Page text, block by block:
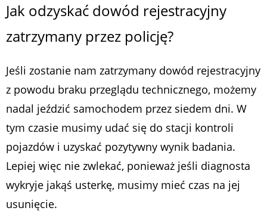
Jak odzyskać dowód rejestracyjny
zatrzymany przez policję?
Jeśli zostanie nam zatrzymany dowód rejestracyjny
z powodu braku przeglądu technicznego, możemy
nadal jeździć samochodem przez siedem dni. W
tym czasie musimy udać się do stacji kontroli
pojazdów i uzyskać pozytywny wynik badania.
Lepiej więc nie zwlekać, ponieważ jeśli diagnosta
wykryje jakąś usterkę, musimy mieć czas na jej
usunięcie.